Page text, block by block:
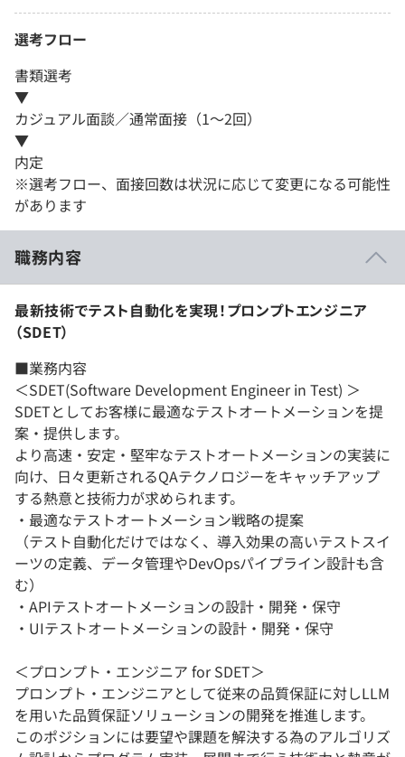
選考フロー
書類選考
▼
カジュアル面談／通常面接（1～2回）
▼
内定
※選考フロー、面接回数は状況に応じて変更になる可能性
があります
職務内容
最新技術でテスト自動化を実現！プロンプトエンジニア
（SDET）
■業務内容
＜SDET(Software Development Engineer in Test) ＞
SDETとしてお客様に最適なテストオートメーションを提
案・提供します。​
より高速・安定・堅牢なテストオートメーションの実装に
向け、日々更新されるQAテクノロジーをキャッチアップ
する熱意と技術力が求められます。
・​最適なテストオートメーション戦略の提案​
（テスト自動化だけではなく、導入効果の高いテストスイ
ーツの定義、データ管理やDevOpsパイプライン設計も含
む）​
・APIテストオートメーションの設計・開発・保守
・​UIテストオートメーションの設計・開発・保守
＜プロンプト・エンジニア for SDET​＞
プロンプト・エンジニアとして従来の品質保証に対しLLM
を用いた品質保証ソリューションの開発を推進します。
このポジションには要望や課題を解決する為のアルゴリズ